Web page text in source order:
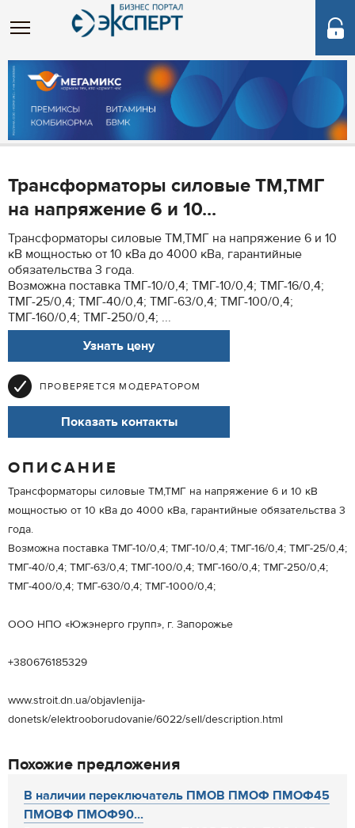
Трансформаторы силовые ТМ,ТМГ
на напряжение 6 и 10...
Трансформаторы силовые ТМ,ТМГ на напряжение 6 и 10
кВ мощностью от 10 кВа до 4000 кВа, гарантийные
обязательства 3 года.
Возможна поставка ТМГ-10/0,4; ТМГ-10/0,4; ТМГ-16/0,4;
ТМГ-25/0,4; ТМГ-40/0,4; ТМГ-63/0,4; ТМГ-100/0,4;
ТМГ-160/0,4; ТМГ-250/0,4; ...
Узнать цену
ПРОВЕРЯЕТСЯ МОДЕРАТОРОМ
Показать контакты
ОПИСАНИЕ
Трансформаторы силовые ТМ,ТМГ на напряжение 6 и 10 кВ
мощностью от 10 кВа до 4000 кВа, гарантийные обязательства 3
года.
Возможна поставка ТМГ-10/0,4; ТМГ-10/0,4; ТМГ-16/0,4; ТМГ-25/0,4;
ТМГ-40/0,4; ТМГ-63/0,4; ТМГ-100/0,4; ТМГ-160/0,4; ТМГ-250/0,4;
ТМГ-400/0,4; ТМГ-630/0,4; ТМГ-1000/0,4;
ООО НПО «Южэнерго групп», г. Запорожье
+380676185329
www.stroit.dn.ua/objavlenija-
donetsk/elektrooborudovanie/6022/sell/description.html
Похожие предложения
В наличии переключатель ПМОВ ПМОФ ПМОФ45
ПМОВФ ПМОФ90...